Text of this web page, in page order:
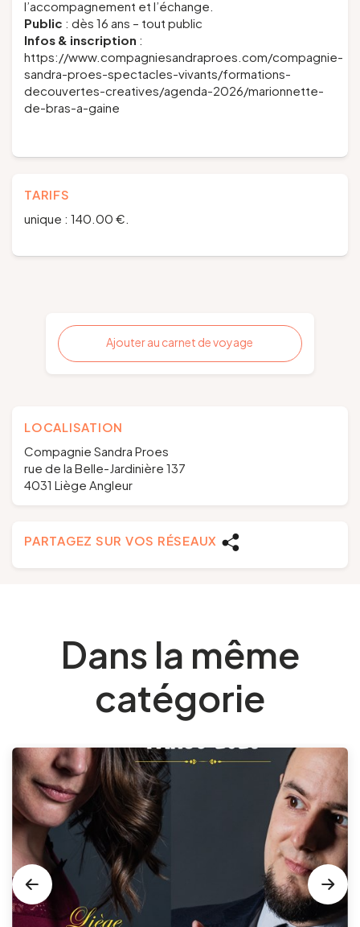
l’accompagnement et l’échange.
Public : dès 16 ans – tout public
Infos & inscription :
https://www.compagniesandraproes.com/compagnie-
sandra-proes-spectacles-vivants/formations-
decouvertes-creatives/agenda-2026/marionnette-
de-bras-a-gaine
TARIFS
unique : 140.00 €.
Ajouter au carnet de voyage
LOCALISATION
Compagnie Sandra Proes
rue de la Belle-Jardinière 137
4031 Liège Angleur
PARTAGEZ SUR VOS RÉSEAUX
Dans la même
catégorie